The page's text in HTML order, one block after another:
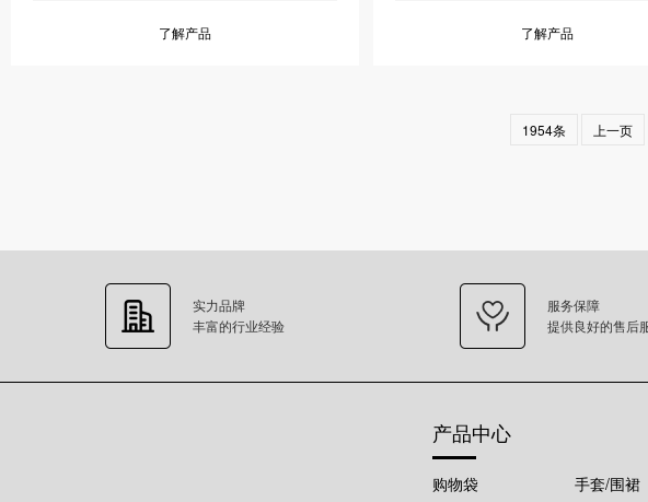
了解产品 了解产品
1954条 上一页
实力品牌
丰富的行业经验
服务保障
提供良好的售后
产品中心
购物袋 手套/围裙